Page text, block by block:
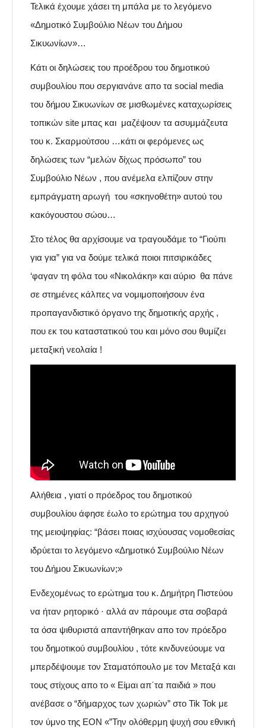
Τελικά έχουμε χάσει τη μπάλα με το λεγόμενο
«Δημοτικό Συμβούλιο Νέων του Δήμου
Σικυωνίων»…
Κάτι οι δηλώσεις του προέδρου του δημοτικού
συμβουλίου που σεργιανάνε απο τα social media
του δήμου Σικυωνίων σε μισθωμένες καταχωρίσεις
τοπικών site μπας και μαζέψουν τα ασυμμάζευτα
του κ. Σκαρμούτσου …κάτι οι φερόμενες ως
δηλώσεις των “μελών δίχως πρόσωπο” του
Συμβούλιο Νέων , που ανέμελα ελπίζουν στην
εμπράγματη αρωγή του «σκηνοθέτη» αυτού του
κακόγουστου σώου…
Στο τέλος θα αρχίσουμε να τραγουδάμε το “Γιούπι
για για” για να δούμε τελικά ποιοι πιτσιρικάδες
‘φαγαν τη φόλα του «Νικολάκη» και αύριο θα πάνε
σε στημένες κάλπες να νομιμοποιήσουν ένα
προπαγανδιστικό όργανο της δημοτικής αρχής ,
που εκ του καταστατικού του και μόνο σου θυμίζει
μεταξική νεολαία !
Αλήθεια , γιατί ο πρόεδρος του δημοτικού
συμβουλίου άφησε έωλο το ερώτημα του αρχηγού
της μειοψηφίας: “βάσει ποιας ισχύουσας νομοθεσίας
ιδρύεται το λεγόμενο «Δημοτικό Συμβούλιο Νέων
του Δήμου Σικυωνίων;»
Ενδεχομένως το ερώτημα του κ. Δημήτρη Πιστεύου
να ήταν ρητορικό · αλλά αν πάρουμε στα σοβαρά
τα όσα ψιθυριστά απαντήθηκαν απο τον πρόεδρο
του δημοτικού συμβουλίου , τότε κινδυνεύουμε να
μπερδέψουμε τον Σταματόπουλο με τον Μεταξά και
τους στίχους απο το « Είμαι απ΄τα παιδιά » που
ανέβασε ο “δήμαρχος των χωριών” στο Tik Tok με
τον ύμνο της ΕΟΝ «”Την ολόθερμη ψυχή σου εθνική